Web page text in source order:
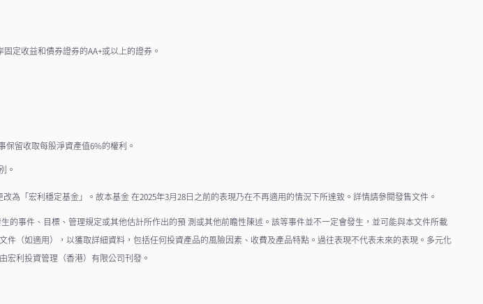
定收益和債券證券的AA+或以上的證券。
留收取每股淨資產值6%的權利。
。
「宏利穩定基金」。故本基金 在2025年3月28日之前的表現乃在不再適用的情況下所達致。詳情請參閱發售文件。
的事件、目標、管理規定或其他估計所作出的預 測或其他前瞻性陳述。該等事件並不一定會發生，並可能與本文件所載
（如適用），以獲取詳細資料，包括任何投資產品的風險因素、收費及產品特點。過往表現不代表未來的表現。多元化
宏利投資管理（香港）有限公司刊發。